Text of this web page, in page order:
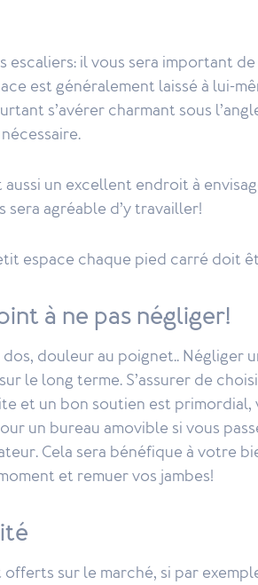
escaliers: il vous sera important de
est généralement laissé à lui-
s’avérer charmant sous
un excellent endroit à
agréable d’y travailler!
espace chaque pied carré doit
à ne pas négliger!
douleur au poignet.. Négliger
le long terme. S’assurer de
et un bon soutien est primordial,
un bureau amovible si vous
Cela sera bénéfique à votre
et remuer vos jambes!
sur le marché, si par